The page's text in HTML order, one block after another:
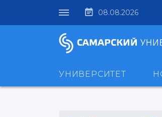
08.08.2026
УНИВЕРСИТЕТ